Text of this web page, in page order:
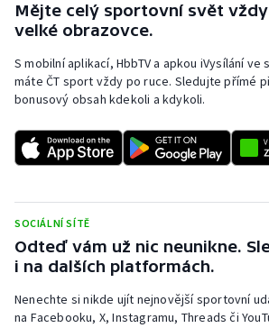
Ragby
Rychlobruslení
Short track
Sportovní střelba
Stolní tenis
Triatlon
Mějte celý sportovní svět vždy
velké obrazovce.
S mobilní aplikací, HbbTV a apkou iVysílání
máte ČT sport vždy po ruce. Sledujte přímé
bonusový obsah kdekoli a kdykoli.
SOCIÁLNÍ SÍTĚ
Odteď vám už nic neunikne.
i na dalších platformách.
Nenechte si nikde ujít nejnovější sportovní
na Facebooku, X, Instagramu, Threads či